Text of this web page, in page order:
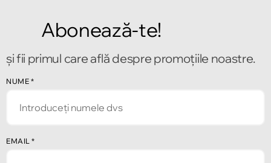
Abonează-te!
și fii primul care află despre promoțiile noastre.
NUME *
EMAIL *